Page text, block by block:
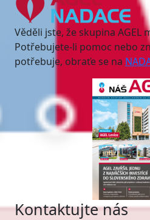
Věděli jste, že skupina AGEL
Potřebujete-li pomoc nebo
potřebuje, obraťe se na
Kontaktujte nás